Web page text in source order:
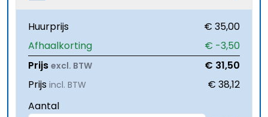
Huurprijs
€ 35,00
Afhaalkorting
€ -3,50
Prijs excl. BTW
€ 31,50
Prijs incl. BTW
€ 38,12
Aantal